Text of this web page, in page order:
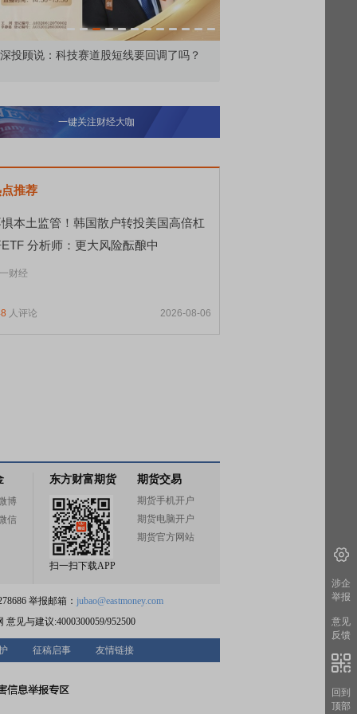
投顾说：科技赛道股短线要回调了吗？
一键关注财经大咖
推荐
本土监管！韩国散户转投美国高倍杠
分析师：更大风险酝酿中
财经
人评论 2026-08-06
博
信
东方财富期货
扫一扫下载APP
期货交易
期货手机开户
期货电脑开户
期货官方网站
举报邮箱： jubao@eastmoney.com
意见与建议:4000300059/952500
征稿启事 友情链接
涉企
举报
意见
反馈
回到
顶部